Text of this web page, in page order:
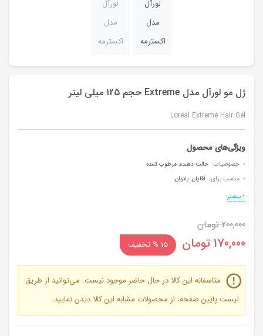
ژل مو لورآل مدل Extreme حجم 125 میلی لیتر
Loreal Extreme Hair Gel
ویژگی‌های محصول
خصوصیات: حالت دهنده, مرطوب کننده
مناسب برای: آقایان, بانوان
+ بیشتر
200,000 تومان
170,000تومان 15 % تخفیف
متاسفانه این کالا در حال حاضر موجود نیست. می‌توانید از طریق
لیست پایین صفحه، از محصولات مشابه این کالا دیدن نمایید.